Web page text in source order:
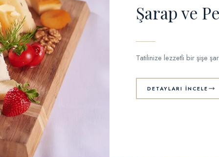
Şarap ve
Tatilinize lezzetli bir şişe
DETAYLARI İNCELE